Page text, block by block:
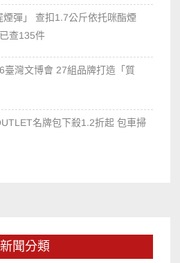
彈」 查扣1.7公斤依托咪酯煙
查135件
臺灣文博會 27組品牌打造「質
名牌包下殺1.2折起 包車掃
新聞分類